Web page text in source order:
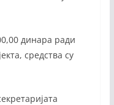
динара ради
средства су